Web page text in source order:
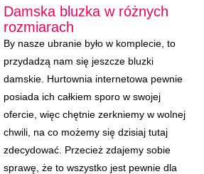
Damska bluzka w różnych
rozmiarach
By nasze ubranie było w komplecie, to
przydadzą nam się jeszcze bluzki
damskie. Hurtownia internetowa pewnie
posiada ich całkiem sporo w swojej
ofercie, więc chętnie zerkniemy w wolnej
chwili, na co możemy się dzisiaj tutaj
zdecydować. Przecież zdajemy sobie
sprawę, że to wszystko jest pewnie dla